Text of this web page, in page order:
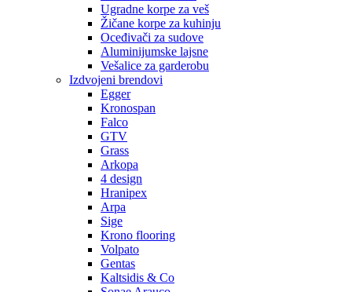
Ugradne korpe za veš
Žičane korpe za kuhinju
Oceđivači za sudove
Aluminijumske lajsne
Vešalice za garderobu
Izdvojeni brendovi
Egger
Kronospan
Falco
GTV
Grass
Arkopa
4 design
Hranipex
Arpa
Sige
Krono flooring
Volpato
Gentas
Kaltsidis & Co